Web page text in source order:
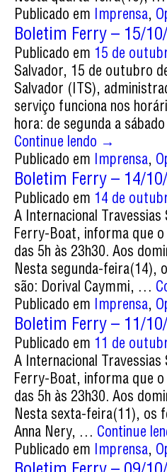
Publicado em Imprensa,
Boletim Ferry – 15/
Publicado em 15 de
Salvador, 15 de outubro
Salvador (ITS),
serviço funciona nos
hora: de segunda a
Continue lendo →
Publicado em Imprensa,
Boletim Ferry – 14/
Publicado em 14 de
A Internacional
Ferry-Boat, informa que o
das 5h às 23h30. Aos
Nesta segunda-feira(14),
são: Dorival Caymmi, …
Publicado em Imprensa,
Boletim Ferry – 11/
Publicado em 11 de
A Internacional
Ferry-Boat, informa que o
das 5h às 23h30. Aos
Nesta sexta-feira(11), os
Anna Nery, … Continue
Publicado em Imprensa,